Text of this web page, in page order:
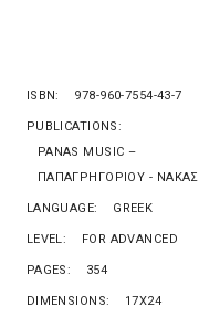
ISBN 978-960-7554-43-7
PUBLICATIONS
PANAS MUSIC –
ΠΑΠΑΓΡΗΓΟΡΙΟΥ - ΝΑΚΑΣ
LANGUAGE GREEK
LEVEL FOR ADVANCED
PAGES 354
DIMENSIONS 17X24